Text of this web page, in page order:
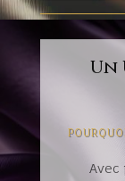
Un
Avec